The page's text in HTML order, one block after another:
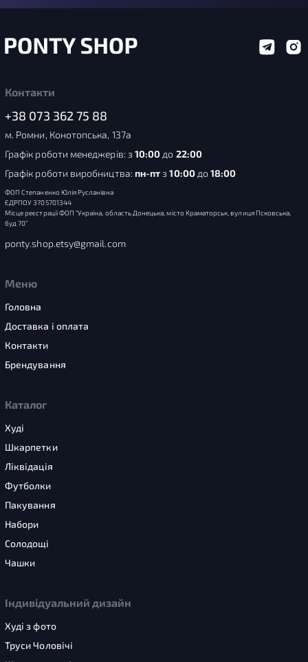
Контакти
+38 073 362 75 88
м. Ромни, Конотопська, 137а
Графік роботи менеджерів: з 10:00 до 22:00
Графік роботи виробництва: пн-пт з10:00до18:00
ФОП Степаненко Юлія Русланівна
ЄДРПОУ 3705701344
Місце реєстрації ФОП “Україна, область Донецька, місто Краматорськ, вулиця Псковська,
буд 70”
ponty.shop.etsy@gmail.com
Меню
Головна
Доставка і оплата
Контакти
Брендування
Каталог
Худі
Шкарпетки
Ліквідація
Футболки
Пакування
Набори
Солодощі
Чашки
Індивідуальний дизайн
Худі з фото
Труси Чоловічі